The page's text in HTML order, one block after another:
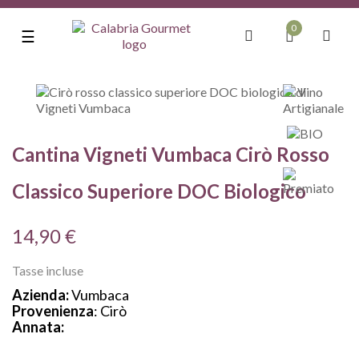
navigazione
☰ 0
Cantina Vigneti Vumbaca Cirò Rosso
Classico Superiore DOC Biologico
14,90 €
Tasse incluse
Azienda:Vumbaca
Provenienza: Cirò
Annata: